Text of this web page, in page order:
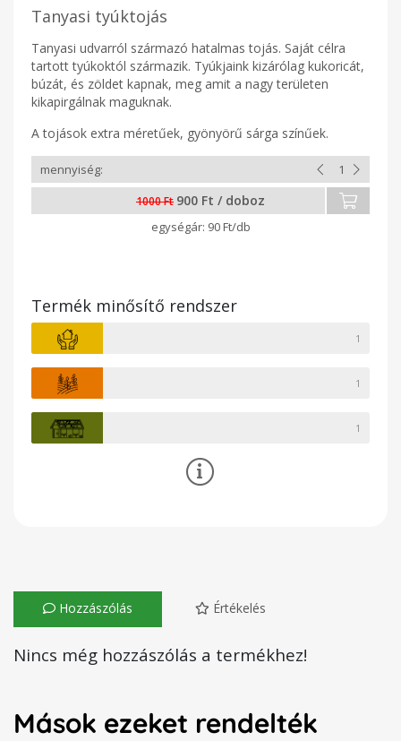
Tanyasi tyúktojás
Tanyasi udvarról származó hatalmas tojás. Saját célra
tartott tyúkoktól származik. Tyúkjaink kizárólag kukoricát,
búzát, és zöldet kapnak, meg amit a nagy területen
kikapirgálnak maguknak.
A tojások extra méretűek, gyönyörű sárga színűek.
1000 Ft 900 Ft / doboz
90 Ft/db
Termék minősítő rendszer
1
1
1
Hozzászólás Értékelés
Nincs még hozzászólás a termékhez!
Mások ezeket rendelték